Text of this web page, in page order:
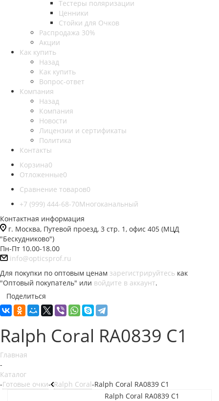
Тестеры поляризации
Ценники
Стойки для Очков
Распродажа 30%
Акции
Как купить
Назад
Как купить
Вопрос-ответ
Компания
Назад
Компания
Новости
Лицензии и сертификаты
Политика
Контакты
Корзина0
Отложенные0
Сравнение товаров0
+7 (999) 444-68-70Многоканальный
Контактная информация
г. Москва, Путевой проезд, 3 стр. 1, офис 405 (МЦД
"Бескудниково")
Пн-Пт 10.00-18.00
info@opticsprof.ru
Для покупки по оптовым ценам зарегистрируйтесь как
"Оптовый покупатель" или войдите в аккаунт.
Поделиться
Ralph Coral RA0839 C1
Главная
-
Каталог
-Готовые очки- Ralph Coral-Ralph Coral RA0839 C1
Ralph Coral RA0839 C1